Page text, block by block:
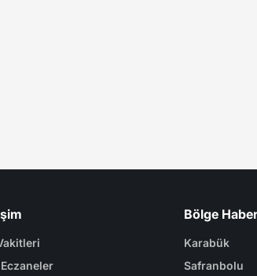
Bölge
Karabük
Safranbolu